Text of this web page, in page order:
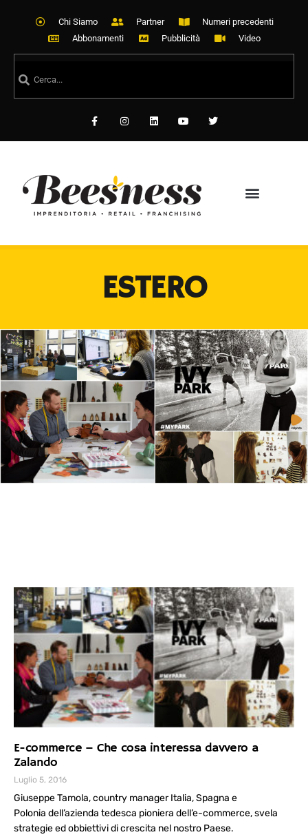
Chi Siamo Partner
Numeri precedenti
Abbonamenti
Pubblicità Video
ESTERO
E-commerce – Che cosa interessa davvero a
Zalando
Luglio 5, 2016
Giuseppe Tamola, country manager Italia, Spagna e
Polonia dell’azienda tedesca pioniera dell’e-commerce, svela
strategie ed obbiettivi di crescita nel nostro Paese.